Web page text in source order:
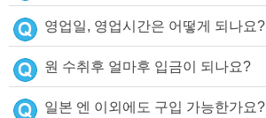
영업일, 영업시간은 어떻게 되나요?
원 수취후 얼마후 입금이 되나요?
일본 엔 이외에도 구입 가능한가요?